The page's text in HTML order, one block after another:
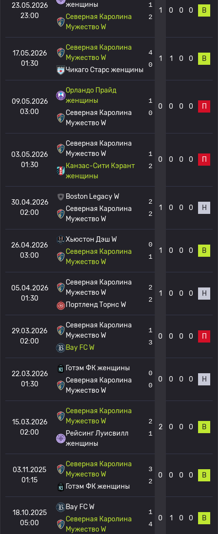
23.05.2026
23:00
женщины
Северная Каролина
Мужество W
1
2
1 0 0 0 В
17.05.2026
01:30
Северная Каролина
Мужество W
Чикаго Старс женщины
4
0
1 1 0 0 В
09.05.2026
03:00
Орландо Прайд
женщины
Северная Каролина
Мужество W
1
0
0 0 0 0 П
03.05.2026
01:30
Северная Каролина
Мужество W
Канзас-Сити Кэрант
женщины
1
2
0 0 0 0 П
30.04.2026
02:00
Boston Legacy W
Северная Каролина
Мужество W
2
2
1 0 0 0 Н
26.04.2026
03:00
Хьюстон Дэш W
Северная Каролина
Мужество W
0
1
1 0 0 0 В
05.04.2026
01:30
Северная Каролина
Мужество W
Портленд Торнс W
2
2
1 0 0 0 Н
29.03.2026
02:00
Северная Каролина
Мужество W
Bay FC W
1
3
0 0 0 0 П
22.03.2026
01:30
Готэм ФК женщины
Северная Каролина
Мужество W
0
0
0 0 0 0 Н
15.03.2026
02:00
Северная Каролина
Мужество W
Рейсинг Луисвилл
женщины
2
1
2 0 0 0 В
03.11.2025
01:15
Северная Каролина
Мужество W
Готэм ФК женщины
3
2
0 0 0 0 В
18.10.2025
05:00
Bay FC W
Северная Каролина
Мужество W
1
4
0 1 0 0 В